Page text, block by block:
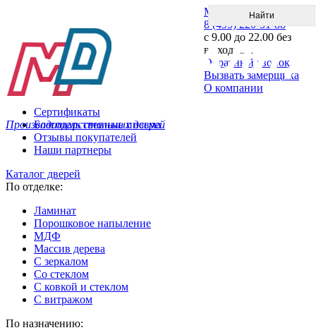
Производитель стальных дверей
Меню
8 (495) 220-51-88
с 9.00 до 22.00 без
выходных
Обратный звонок
Вызвать замерщика
О компании
Сертификаты
Благодарственные письма
Отзывы покупателей
Наши партнеры
Каталог дверей
По отделке:
Ламинат
Порошковое напыление
МДФ
Массив дерева
С зеркалом
Со стеклом
С ковкой и стеклом
С витражом
По назначению: